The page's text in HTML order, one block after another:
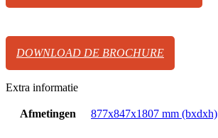
DOWNLOAD DE BROCHURE
Extra informatie
Afmetingen 877x847x1807 mm (bxdxh)